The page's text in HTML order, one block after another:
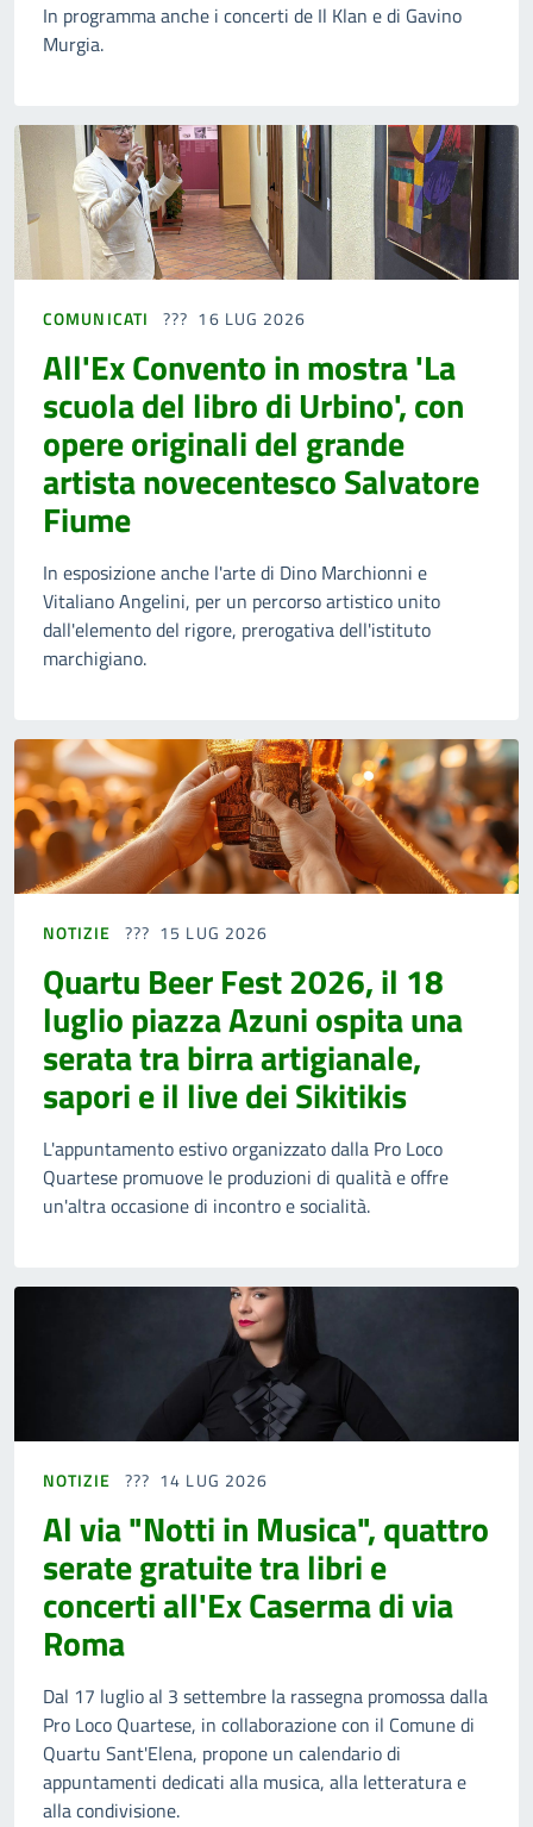
In programma anche i concerti de Il Klan e di Gavino
Murgia.
COMUNICATI 16 LUG 2026
All'Ex Convento in mostra 'La
scuola del libro di Urbino', con
opere originali del grande
artista novecentesco Salvatore
Fiume
In esposizione anche l'arte di Dino Marchionni e
Vitaliano Angelini, per un percorso artistico unito
dall'elemento del rigore, prerogativa dell'istituto
marchigiano.
NOTIZIE 15 LUG 2026
Quartu Beer Fest 2026, il 18
luglio piazza Azuni ospita una
serata tra birra artigianale,
sapori e il live dei Sikitikis
L'appuntamento estivo organizzato dalla Pro Loco
Quartese promuove le produzioni di qualità e offre
un'altra occasione di incontro e socialità.
NOTIZIE 14 LUG 2026
Al via "Notti in Musica", quattro
serate gratuite tra libri e
concerti all'Ex Caserma di via
Roma
Dal 17 luglio al 3 settembre la rassegna promossa dalla
Pro Loco Quartese, in collaborazione con il Comune di
Quartu Sant'Elena, propone un calendario di
appuntamenti dedicati alla musica, alla letteratura e
alla condivisione.